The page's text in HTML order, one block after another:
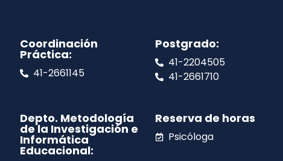
Coordinación
Práctica:
41-2661145
Postgrado:
41-2204505
41-2661710
Depto. Metodología
de la Investigación e
Informática
Educacional:
Reserva de horas
Psicóloga